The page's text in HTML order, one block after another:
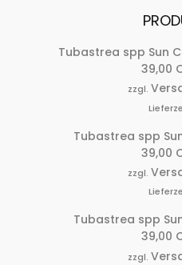
Tubastrea spp Sun
39,00
zzgl.
Tubastrea spp
39,00
zzgl.
Tubastrea spp
39,00
zzgl.